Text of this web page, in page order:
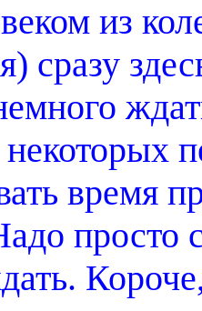
из
сразу
время
просто